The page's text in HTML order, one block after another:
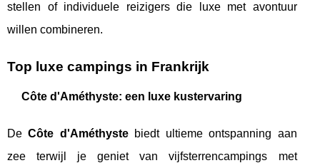
stellen of individuele reizigers die luxe met avontuur
willen combineren.
Top luxe campings in Frankrijk
Côte d'Améthyste: een luxe kustervaring
DeCôte d'Améthystebiedt ultieme ontspanning aan
zee terwijl je geniet van vijfsterrencampings met